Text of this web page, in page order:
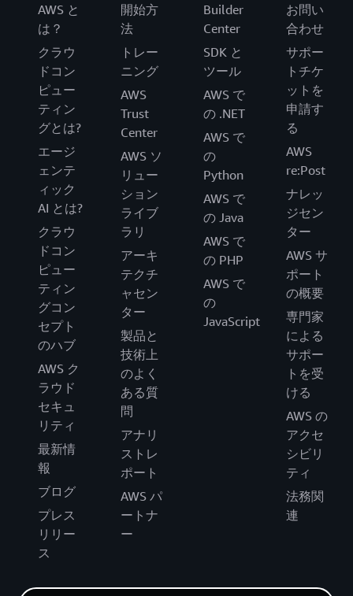
AWS と
は？
クラウ
ドコン
ピュー
ティン
グとは?
エージ
ェンテ
ィック
AI とは?
クラウ
ドコン
ピュー
ティン
グコン
セプト
のハブ
AWS ク
ラウド
セキュ
リティ
最新情
報
ブログ
プレス
リリー
ス
開始方
法
トレー
ニング
AWS
Trust
Center
AWS ソ
リュー
ション
ライブ
ラリ
アーキ
テクチ
ャセン
ター
製品と
技術上
のよく
ある質
問
アナリ
ストレ
ポート
AWS パ
ートナ
ー
Builder
Center
SDK と
ツール
AWS で
の .NET
AWS で
の
Python
AWS で
の Java
AWS で
の PHP
AWS で
の
JavaScript
お問い
合わせ
サポー
トチケ
ットを
申請す
る
AWS
re:Post
ナレッ
ジセン
ター
AWS サ
ポート
の概要
専門家
による
サポー
トを受
ける
AWS の
アクセ
シビリ
ティ
法務関
連